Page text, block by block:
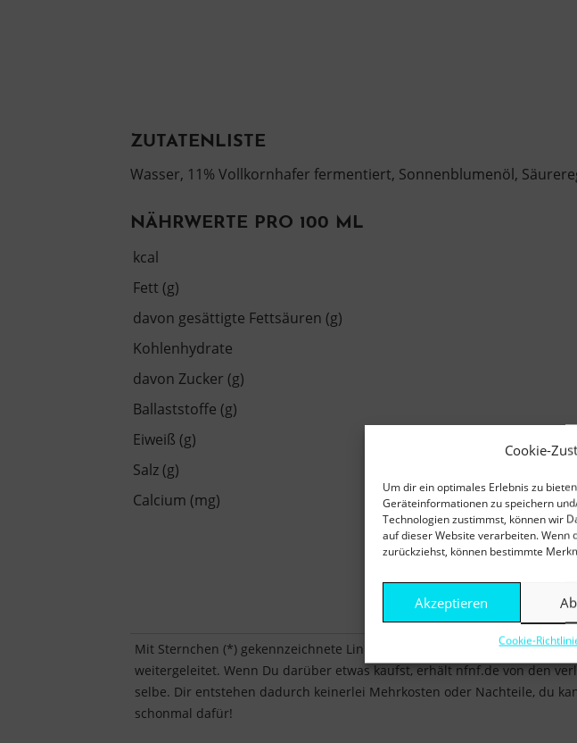
Cookie-
Um dir ein optimales Erlebnis zu
Geräteinformationen zu speichern
Technologien zustimmst, können wir
auf dieser Website verarbeiten.
zurückziehst, können bestimmte
Akzeptieren
Cookie-
ZUTATENLISTE
Wasser, 11% Vollkornhafer fermentiert, Sonnenblumenöl,
NÄHRWERTE PRO 100 ML
kcal
Fett (g)
davon gesättigte Fettsäuren (g)
Kohlenhydrate
davon Zucker (g)
Ballaststoffe (g)
Eiweiß (g)
Salz (g)
Calcium (mg)
Mit Sternchen (*) gekennzeichnete Links sind Affiliate-Links. Über die
weitergeleitet. Wenn Du darüber etwas kaufst, erhält nfnf.de von den
selbe. Dir entstehen dadurch keinerlei Mehrkosten oder Nachteile, du
schonmal dafür!